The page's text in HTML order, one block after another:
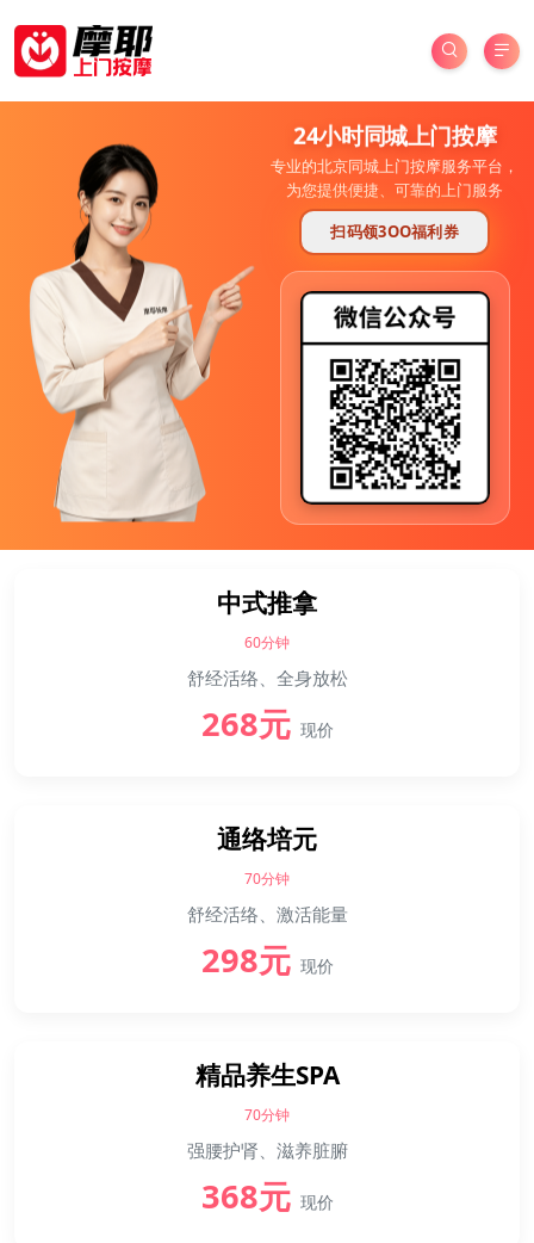
24小时同城上门按摩
专业的北京同城上门按摩服务平台，
为您提供便捷、可靠的上门服务
扫码领3OO福利券
中式推拿
60分钟
舒经活络、全身放松
268元 现价
通络培元
70分钟
舒经活络、激活能量
298元 现价
精品养生SPA
70分钟
强腰护肾、滋养脏腑
368元 现价